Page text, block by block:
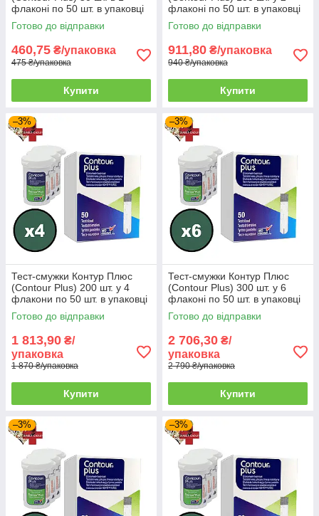
2
проведення тесту в домашніх умовах.
Забірний кінчик тест-смужки повністю вбирає
3
Технологія Second-Chance дозволяє
протягом 30 секунд додати крові на тест-
смужку в разі її нестачі. Глюкометр Contour
Plus сам визначає рівень заповнення тест-
4
Витратні матеріали для глюкометрів
дозволяють виявити рівень цукру в крові з
високою точністю і має широкий діапазон
визначення від 0,6 ммоль/л до 33,3 ммоль/л,
що дозволяє строго контролювати його
рівень.
5
Вся продукція оригінальна і поставляється
безпосередньо від всесвітньо відомого
виробника — компанії Bayer. Ви можете
бути на 100% впевнені в правильності
отриманих результатів.
6
Тест-смужки для глюкометрів Контур Плюс
застосування. Простота в експлуатації
дозволяє використовувати їх літнім людям і
дітям. Вони не потребують спеціальних
медичних знань.
Найпопулярніші товари із цієї
категорії
флаконі по 50 шт. в упаковці
Готово до відправки
460,75 ₴/упаковка
475 ₴/упаковка
Купити
флаконі по 50 шт. в упаковці
Готово до відправки
911,80 ₴/упаковка
940 ₴/упаковка
Купити
–3%
Тест-смужки Контур Плюс
(Contour Plus) 200 шт. у 4
флакони по 50 шт. в упаковці
Готово до відправки
1 813,90 ₴/
упаковка
1 870 ₴/упаковка
Купити
–3%
Тест-смужки Контур Плюс
(Contour Plus) 300 шт. у 6
флаконі по 50 шт. в упаковці
Готово до відправки
2 706,30 ₴/
упаковка
2 790 ₴/упаковка
Купити
–3% –3%